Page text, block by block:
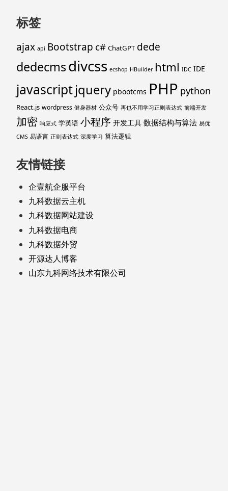
标签
ajax api Bootstrap c# ChatGPT dede
dedecmsdivcss ecshop HBuilder html IDC IDE
javascriptjquery pbootcms PHP python
React.js wordpress 健身器材 公众号 再也不用学习正则表达式 前端开发
加密 响应式 学英语 小程序 开发工具 数据结构与算法 易优
CMS 易语言 正则表达式 深度学习 算法逻辑
友情链接
企壹航企服平台
九科数据云主机
九科数据网站建设
九科数据电商
九科数据外贸
开源达人博客
山东九科网络技术有限公司